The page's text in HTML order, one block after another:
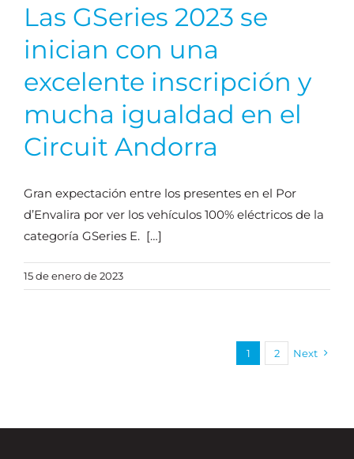
Las GSeries 2023 se
inician con una
excelente inscripción y
mucha igualdad en el
Circuit Andorra
Gran expectación entre los presentes en el Por
d’Envalira por ver los vehículos 100% eléctricos de la
categoría GSeries E. […]
15 de enero de 2023
1 2 Next